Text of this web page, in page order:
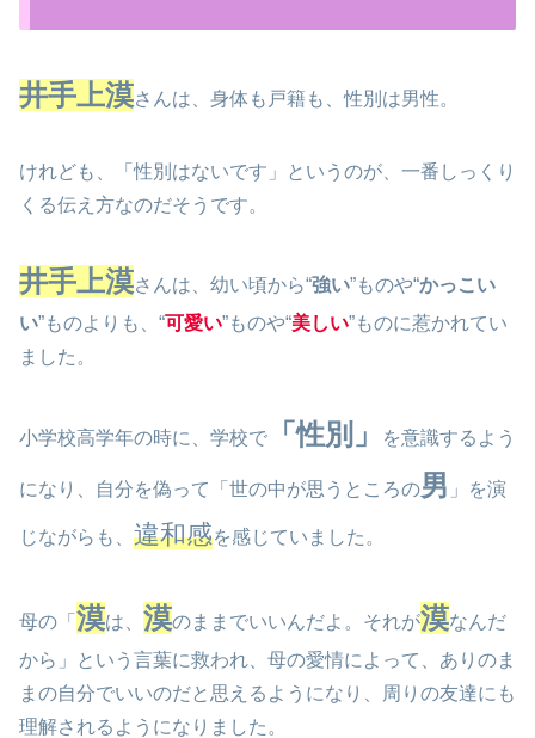
井手上漠さんは、身体も戸籍も、性別は男性。
けれども、「性別はないです」というのが、一番しっくり
くる伝え方なのだそうです。
井手上漠さんは、幼い頃から“強い”ものや“かっこい
い”ものよりも、“可愛い”ものや“美しい”ものに惹かれてい
ました。
小学校高学年の時に、学校で 「性別」 を意識するよう
になり、自分を偽って「世の中が思うところの男 」を演
じながらも、 違和感を感じていました。
母の「 漠は、 漠のままでいいんだよ。それが漠なんだ
から」という言葉に救われ、母の愛情によって、ありのま
まの自分でいいのだと思えるようになり、周りの友達にも
理解されるようになりました。